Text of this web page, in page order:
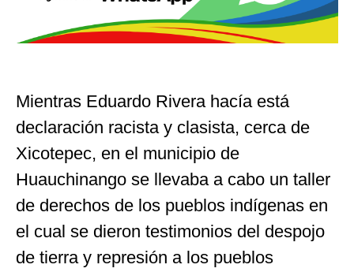
Mientras Eduardo Rivera hacía está
declaración racista y clasista, cerca de
Xicotepec, en el municipio de
Huauchinango se llevaba a cabo un taller
de derechos de los pueblos indígenas en
el cual se dieron testimonios del despojo
de tierra y represión a los pueblos